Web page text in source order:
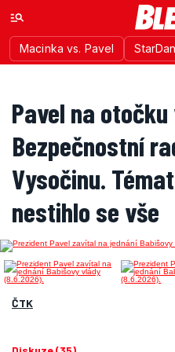
Macinka vs. Pavel
Pavel na otočku
Bezpečnostní
Vysočinu.
nestihlo se vše
ČTK